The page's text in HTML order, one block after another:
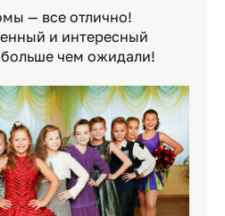
— все отлично!
и интересный
чем ожидали!